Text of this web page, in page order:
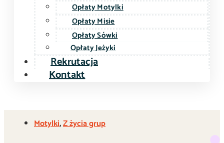
Opłaty Motylki
Opłaty Misie
Opłaty Sówki
Opłaty Jeżyki
Rekrutacja
Kontakt
Motylki,Z życia grup